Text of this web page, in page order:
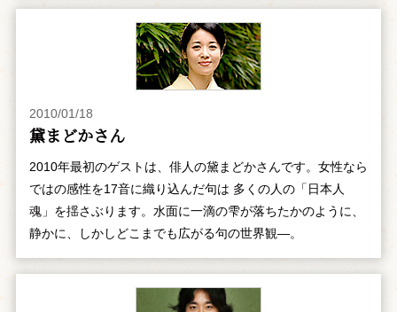
2010/01/18
黛まどかさん
2010年最初のゲストは、俳人の黛まどかさんです。女性なら
ではの感性を17音に織り込んだ句は 多くの人の「日本人
魂」を揺さぶります。水面に一滴の雫が落ちたかのように、
静かに、しかしどこまでも広がる句の世界観―。